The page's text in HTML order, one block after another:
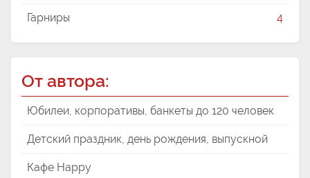
Гарниры 4
От автора:
Юбилеи, корпоративы, банкеты до 120 человек
Детский праздник, день рождения, выпускной
Кафе Happy